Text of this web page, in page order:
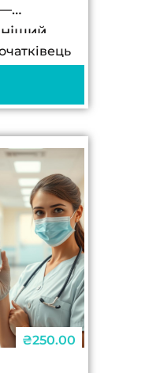
—
може
₴250.00